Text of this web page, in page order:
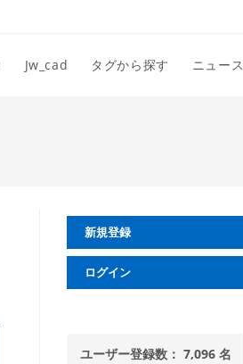
Jw_cad タグから探す ニュース
新規登録
ログイン
ユーザー登録数： 7,096 名